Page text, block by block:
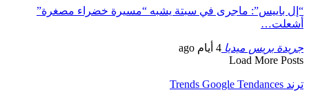
“إل باييس”: ماجرى في سبتة يشبه “مسيرة خضراء مصغرة”
أشعلت…
جريدة بريس ميديا 4 أيام ago
Load More Posts
ترند Trends Google Tendances